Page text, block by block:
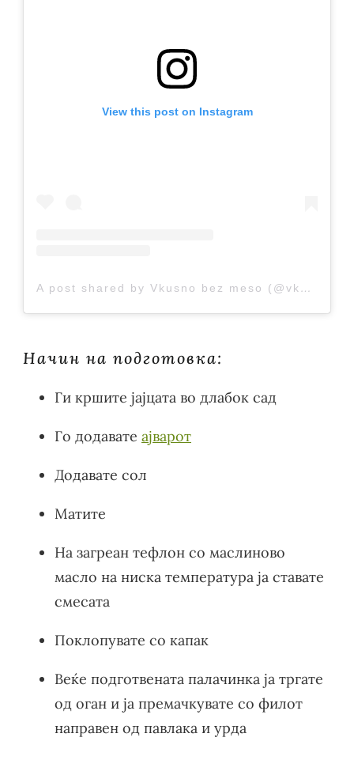
View this post on Instagram
A post shared by Vkusno bez meso (@vkusnobezmeso)
Начин на подготовка:
Ги кршите јајцата во длабок сад
Го додавате ајварот
Додавате сол
Матите
На загреан тефлон со маслиново
масло на ниска температура ја ставате
смесата
Поклопувате со капак
Веќе подготвената палачинка ја тргате
од оган и ја премачкувате со филот
направен од павлака и урда